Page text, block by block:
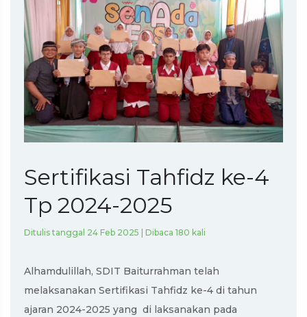
Sertifikasi Tahfidz ke-4
Tp 2024-2025
Ditulis tanggal 24 Feb 2025 | Dibaca 180 kali
Alhamdulillah, SDIT Baiturrahman telah
melaksanakan Sertifikasi Tahfidz ke-4 di tahun
ajaran 2024-2025 yang di laksanakan pada